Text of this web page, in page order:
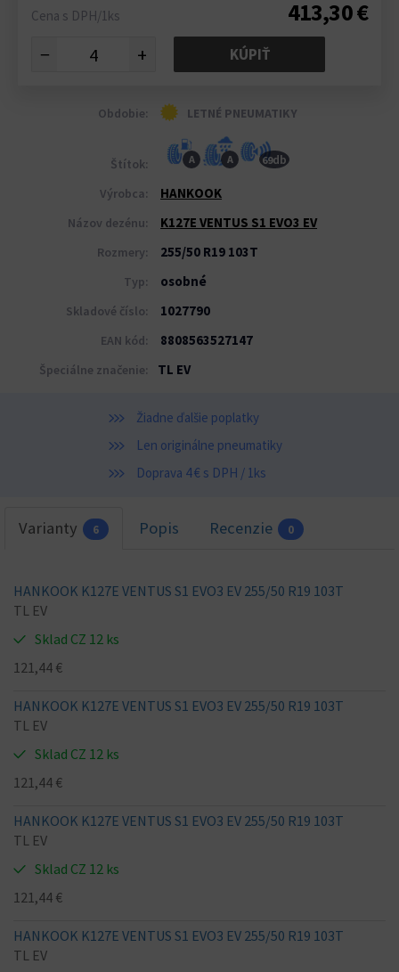
Cena s DPH/1ks 413,30 €
− + KÚPIŤ
Obdobie: LETNÉ PNEUMATIKY
Štítok: A A 69db
Výrobca: HANKOOK
Názov dezénu: K127E VENTUS S1 EVO3 EV
Rozmery: 255/50 R19 103T
Typ: osobné
Skladové číslo: 1027790
EAN kód: 8808563527147
Špeciálne značenie: TL EV
Žiadne ďalšie poplatky
Len originálne pneumatiky
Doprava 4 € s DPH / 1ks
Varianty 6 Popis Recenzie 0
HANKOOK K127E VENTUS S1 EVO3 EV 255/50 R19 103T
TL EV
Sklad CZ 12 ks
121,44 €
HANKOOK K127E VENTUS S1 EVO3 EV 255/50 R19 103T
TL EV
Sklad CZ 12 ks
121,44 €
HANKOOK K127E VENTUS S1 EVO3 EV 255/50 R19 103T
TL EV
Sklad CZ 12 ks
121,44 €
HANKOOK K127E VENTUS S1 EVO3 EV 255/50 R19 103T
TL EV